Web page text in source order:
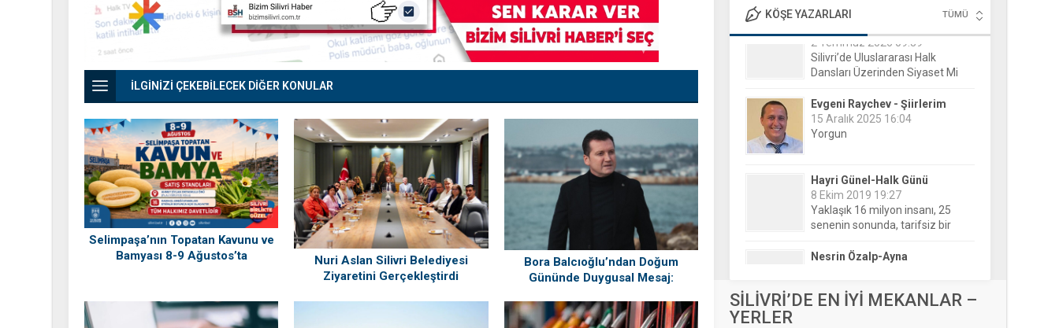
KÖŞE YAZARLARI TÜMÜ
Evgeni Raychev - Şiirlerim
15 Aralık 2025 16:04
Hayri Günel-Halk Günü
senenin sonunda, tarifsiz bir
belirsizliğin ortasına bıraktılar!
Nesrin Özalp-Ayna
24 Haziran 2026 00:04
Kaybeder? Üreticiden Esnafa,
Tansu Bayrakdar-Biz diyoruz
ki
SİLİVRİ’DE EN İYİ MEKANLAR –
YERLER
İLGİNİZİ ÇEKEBİLECEK DİĞER KONULAR
Selimpaşa’nın Topatan Kavunu ve
Bamyası 8-9 Ağustos’ta
Nuri Aslan Silivri Belediyesi
Ziyaretini Gerçekleştirdi
Bora Balcıoğlu’ndan Doğum
Gününde Duygusal Mesaj: